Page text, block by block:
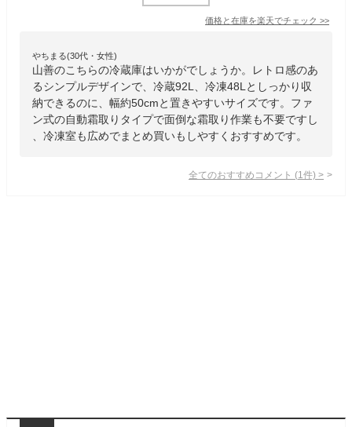
価格と在庫を楽天でチェック >>
やちまる(30代・女性)
山善のこちらの冷蔵庫はいかがでしょうか。レトロ感のあ
るシンプルデザインで、冷蔵92L、冷凍48Lとしっかり収
納できるのに、幅約50cmと置きやすいサイズです。ファ
ン式の自動霜取りタイプで面倒な霜取り作業も不要ですし
、冷凍室も広めでまとめ買いもしやすくおすすめです。
全てのおすすめコメント (1 件) >